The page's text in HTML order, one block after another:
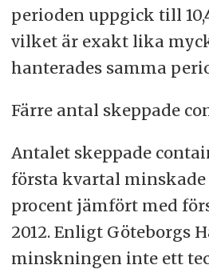
perioden uppgick till
vilket är exakt lika
hanterades samma
Färre antal skeppade
Antalet skeppade
första kvartal minskade
procent jämfört med
2012. Enligt Göteborgs
minskningen inte ett